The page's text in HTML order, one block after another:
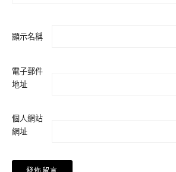
顯示名稱
電子郵件
地址
個人網站
網址